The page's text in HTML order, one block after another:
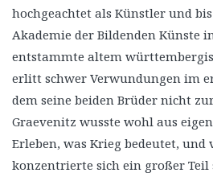
hochgeachtet als Künstler und
Akademie der Bildenden Künste
entstammte altem
erlitt schwer Verwundungen im
dem seine beiden Brüder nicht
Graevenitz wusste wohl aus
Erleben, was Krieg bedeutet,
konzentrierte sich ein großer Teil